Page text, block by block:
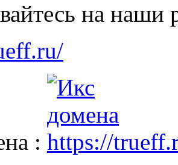
на
: